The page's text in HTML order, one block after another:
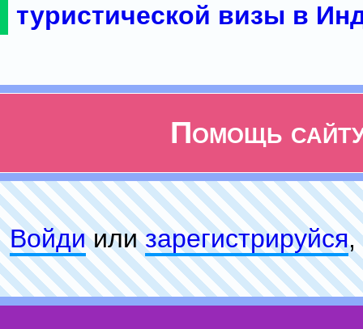
туристической визы в
Помощь
Войдиилизарeгиcтpируйся,